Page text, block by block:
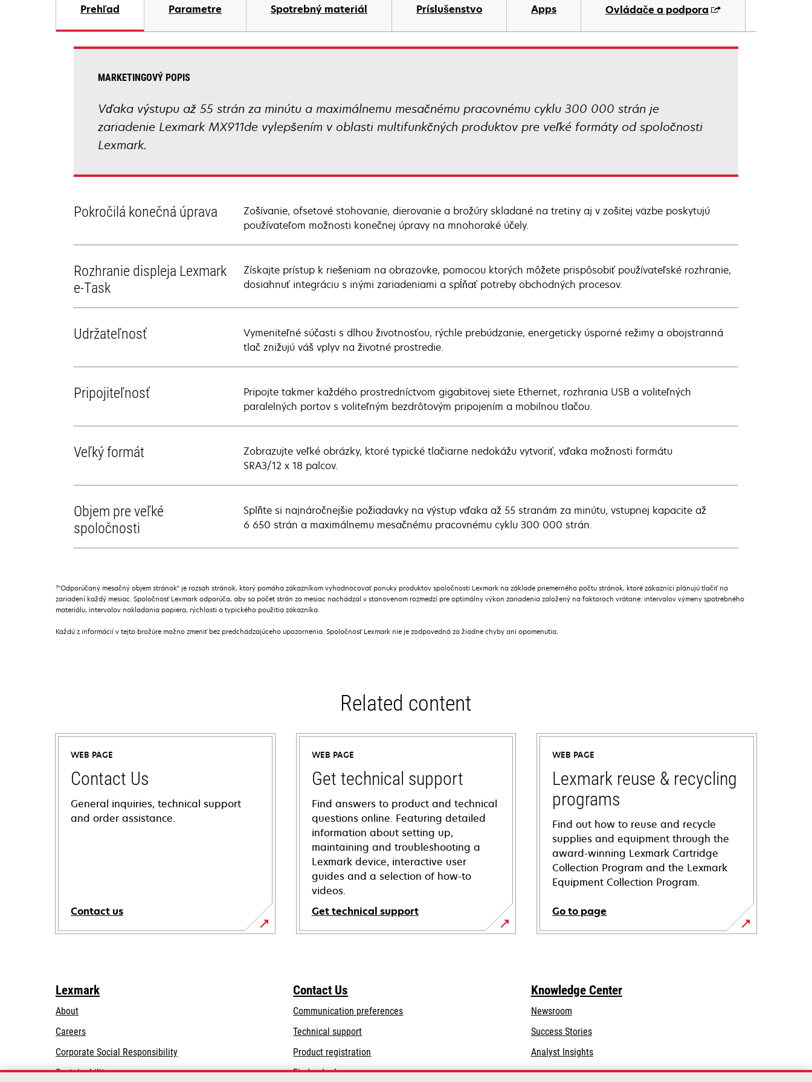
tab
Prehľad Parametre Spotrebný materiál Príslušenstvo Apps Ovládače a podpora
MARKETINGOVÝ POPIS
Vďaka výstupu až 55 strán za minútu a maximálnemu mesačnému pracovnému cyklu 300 000 strán je
zariadenie Lexmark MX911de vylepšením v oblasti multifunkčných produktov pre veľké formáty od spoločnosti
Lexmark.
Pokročilá konečná úprava
Zošívanie, ofsetové stohovanie, dierovanie a brožúry skladané na tretiny aj v zošitej väzbe poskytujú
používateľom možnosti konečnej úpravy na mnohoraké účely.
Rozhranie displeja Lexmark
e-Task
Získajte prístup k riešeniam na obrazovke, pomocou ktorých môžete prispôsobiť používateľské rozhranie,
dosiahnuť integráciu s inými zariadeniami a spĺňať potreby obchodných procesov.
Udržateľnosť
Vymeniteľné súčasti s dlhou životnosťou, rýchle prebúdzanie, energeticky úsporné režimy a obojstranná
tlač znižujú váš vplyv na životné prostredie.
Pripojiteľnosť
Pripojte takmer každého prostredníctvom gigabitovej siete Ethernet, rozhrania USB a voliteľných
paralelných portov s voliteľným bezdrôtovým pripojením a mobilnou tlačou.
Veľký formát
Zobrazujte veľké obrázky, ktoré typické tlačiarne nedokážu vytvoriť, vďaka možnosti formátu
SRA3/12 x 18 palcov.
Objem pre veľké
spoločnosti
Splňte si najnáročnejšie požiadavky na výstup vďaka až 55 stranám za minútu, vstupnej kapacite až
6 650 strán a maximálnemu mesačnému pracovnému cyklu 300 000 strán.
†"Odporúčaný mesačný objem stránok" je rozsah stránok, ktorý pomáha zákazníkom vyhodnocovať ponuky produktov spoločnosti Lexmark na základe priemerného počtu stránok, ktoré zákazníci plánujú tlačiť na
zariadení každý mesiac. Spoločnosť Lexmark odporúča, aby sa počet strán za mesiac nachádzal v stanovenom rozmedzí pre optimálny výkon zariadenia založený na faktoroch vrátane: intervalov výmeny spotrebného
materiálu, intervalov nakladania papiera, rýchlosti a typického použitia zákazníka.
Každú z informácií v tejto brožúre možno zmeniť bez predchádzajúceho upozornenia. Spoločnosť Lexmark nie je zodpovedná za žiadne chyby ani opomenutia.
Related content
WEB PAGE
Contact Us
General inquiries, technical support
and order assistance.
Contact us
WEB PAGE
Get technical support
Find answers to product and technical
questions online. Featuring detailed
information about setting up,
maintaining and troubleshooting a
Lexmark device, interactive user
guides and a selection of how-to
videos.
Get technical support
opens
tab
WEB PAGE
Lexmark reuse & recycling
programs
Find out how to reuse and recycle
supplies and equipment through the
award-winning Lexmark Cartridge
Collection Program and the Lexmark
Equipment Collection Program.
Go to page
Lexmark
About
Careers
Corporate Social Responsibilityopens
Sustainability
Contact Us
Communication preferences
Technical supportopens
a
new
Product registration
Find a dealer
Knowledge Center
Newsroom
Success Stories
Analyst Insights